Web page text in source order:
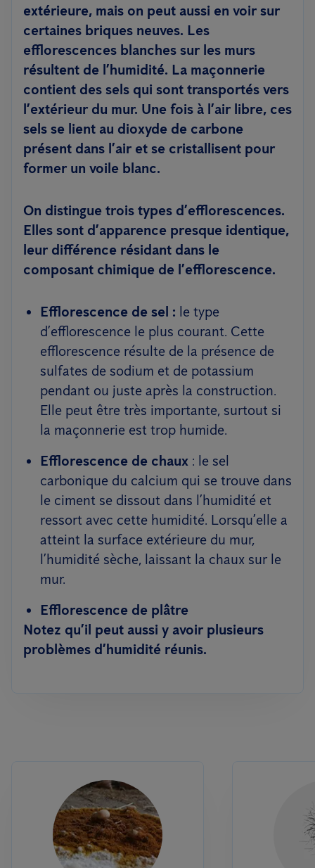
extérieure, mais on peut aussi en voir sur
certaines briques neuves. Les
efflorescences blanches sur les murs
résultent de l’humidité. La maçonnerie
contient des sels qui sont transportés vers
l’extérieur du mur. Une fois à l’air libre, ces
sels se lient au dioxyde de carbone
présent dans l’air et se cristallisent pour
former un voile blanc.
On distingue trois types d’efflorescences.
Elles sont d’apparence presque identique,
leur différence résidant dans le
composant chimique de l’efflorescence.
Efflorescence de sel : le type
d’efflorescence le plus courant. Cette
efflorescence résulte de la présence de
sulfates de sodium et de potassium
pendant ou juste après la construction.
Elle peut être très importante, surtout si
la maçonnerie est trop humide.
Efflorescence de chaux : le sel
carbonique du calcium qui se trouve dans
le ciment se dissout dans l’humidité et
ressort avec cette humidité. Lorsqu’elle a
atteint la surface extérieure du mur,
l’humidité sèche, laissant la chaux sur le
mur.
Efflorescence de plâtre
Notez qu’il peut aussi y avoir plusieurs
problèmes d’humidité réunis.